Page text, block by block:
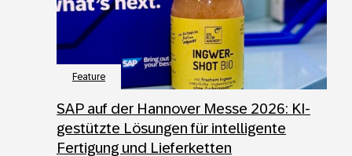
Feature
SAP auf der Hannover Messe 2026: KI-
gestützte Lösungen für intelligente
Fertigung und Lieferketten